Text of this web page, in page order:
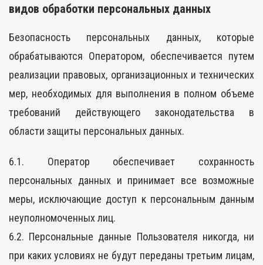
видов обработки персональных данных
Безопасность персональных данных, которые
обрабатываются Оператором, обеспечивается путем
реализации правовых, организационных и технических
мер, необходимых для выполнения в полном объеме
требований действующего законодательства в
области защиты персональных данных.
6.1. Оператор обеспечивает сохранность
персональных данных и принимает все возможные
меры, исключающие доступ к персональным данным
неуполномоченных лиц.
6.2. Персональные данные Пользователя никогда, ни
при каких условиях не будут переданы третьим лицам,